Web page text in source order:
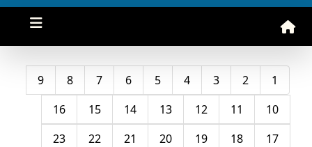
1
2
3
4
5
6
7
8
9
10
11
12
13
14
15
16
17
18
19
20
21
22
23